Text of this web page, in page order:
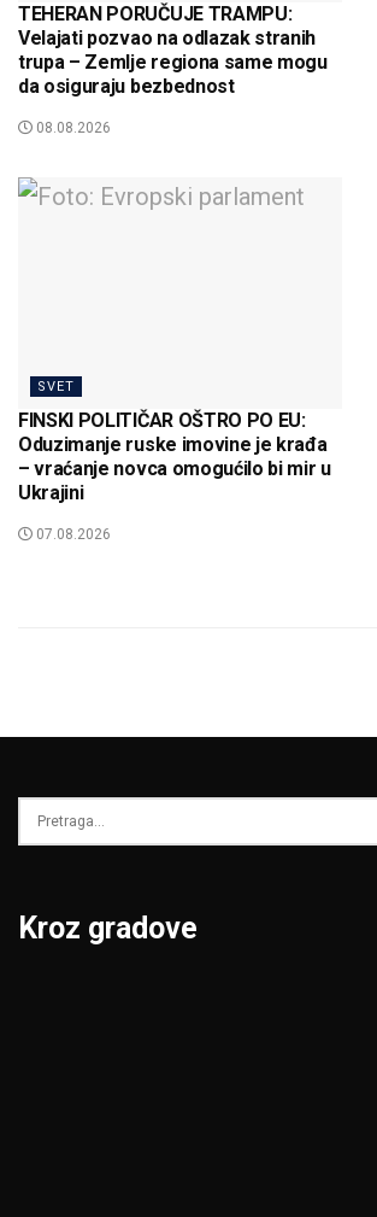
TEHERAN PORUČUJE TRAMPU:
Velajati pozvao na odlazak stranih
trupa – Zemlje regiona same mogu
da osiguraju bezbednost
08.08.2026
SVET
FINSKI POLITIČAR OŠTRO PO EU:
Oduzimanje ruske imovine je krađa
– vraćanje novca omogućilo bi mir u
Ukrajini
07.08.2026
Kroz gradove